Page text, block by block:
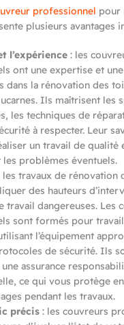
professionnel pour
plusieurs avantages
l’expérience : les
ont une expertise et
dans la rénovation des
Ils maîtrisent les
les techniques de
à respecter. Leur
un travail de qualité
les problèmes éventuels.
les travaux de rénovation
des hauteurs
travail dangereuses. Les
sont formés pour
l’équipement
de sécurité. Ils
assurance
ce qui vous protège en
pendant les travaux.
précis : les couvreurs